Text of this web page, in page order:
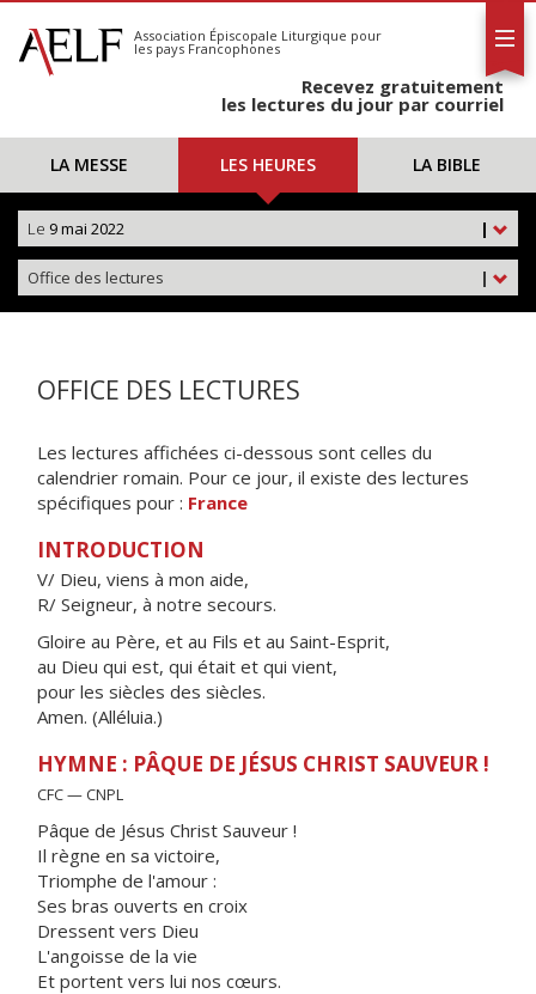
S'abonner
Calendrier
Association Épiscopale Liturgique pour
les pays Francophones
Recevez gratuitement
les lectures du jour par courriel
LA MESSE LES HEURES LA BIBLE
|
Le 9 mai 2022
|
Office des lectures
OFFICE DES LECTURES
Les lectures affichées ci-dessous sont celles du
calendrier romain. Pour ce jour, il existe des lectures
spécifiques pour : France
INTRODUCTION
V/ Dieu, viens à mon aide,
R/ Seigneur, à notre secours.
Gloire au Père, et au Fils et au Saint-Esprit,
au Dieu qui est, qui était et qui vient,
pour les siècles des siècles.
Amen. (Alléluia.)
HYMNE : PÂQUE DE JÉSUS CHRIST SAUVEUR !
CFC — CNPL
Pâque de Jésus Christ Sauveur !
Il règne en sa victoire,
Triomphe de l'amour :
Ses bras ouverts en croix
Dressent vers Dieu
L'angoisse de la vie
Et portent vers lui nos cœurs.